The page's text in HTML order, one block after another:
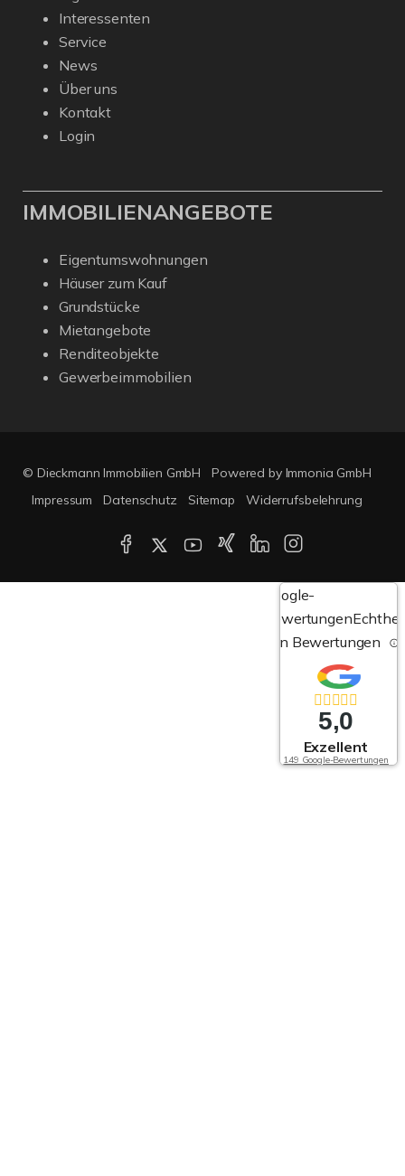
Interessenten
Service
News
Über uns
Kontakt
Login
IMMOBILIENANGEBOTE
Eigentumswohnungen
Häuser zum Kauf
Grundstücke
Mietangebote
Renditeobjekte
Gewerbeimmobilien
© Dieckmann Immobilien GmbH
Powered by Immonia GmbH
Impressum
Datenschutz Sitemap Widerrufsbelehrung
Google-
Bewertungen
von Bewertungen
5,0
Exzellent
149 Google-Bewertungen